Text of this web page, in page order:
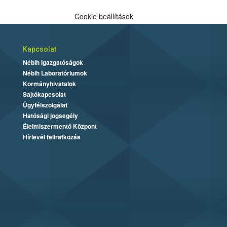
Cookie beállítások
Kapcsolat
Nébih Igazgatóságok
Nébih Laboratóriumok
Kormányhivatalok
Sajtókapcsolat
Ügyfélszolgálat
Hatósági jogsegély
Élelmiszermentő Központ
Hírlevél feliratkozás